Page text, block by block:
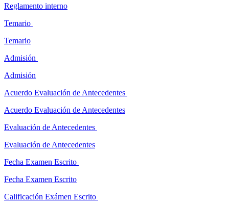
Reglamento interno
Temario
Temario
Admisión
Admisión
Acuerdo Evaluación de Antecedentes
Acuerdo Evaluación de Antecedentes
Evaluación de Antecedentes
Evaluación de Antecedentes
Fecha Examen Escrito
Fecha Examen Escrito
Calificación Exámen Escrito